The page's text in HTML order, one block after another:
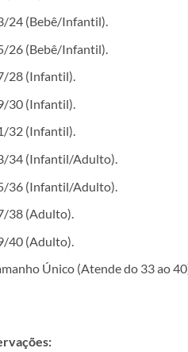
24 (Bebê/Infantil).
26 (Bebê/Infantil).
28 (Infantil).
30 (Infantil).
32 (Infantil).
34 (Infantil/Adulto).
36 (Infantil/Adulto).
38 (Adulto).
40 (Adulto).
Único (Atende do 33 ao